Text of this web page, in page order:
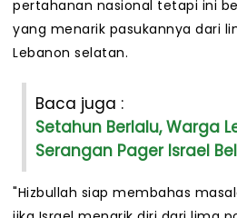
pertahanan nasional tetapi ini
yang menarik pasukannya dari
Lebanon selatan.
Baca juga :
Setahun Berlalu, Warga
Serangan Pager Israel
"Hizbullah siap membahas